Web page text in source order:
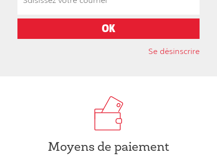
Se désinscrire
Moyens de paiement